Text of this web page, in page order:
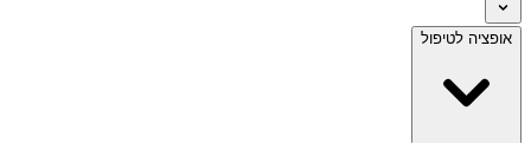
אופציה לטיפול